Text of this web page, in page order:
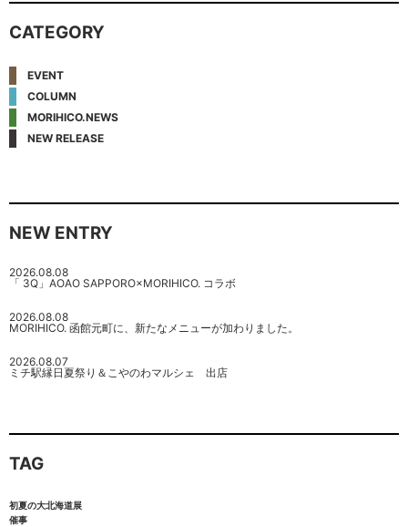
CATEGORY
EVENT
COLUMN
MORIHICO.NEWS
NEW RELEASE
NEW ENTRY
2026.08.08
「 3Q」AOAO SAPPORO×MORIHICO. コラボ
2026.08.08
MORIHICO. 函館元町に、新たなメニューが加わりました。
2026.08.07
ミチ駅縁日夏祭り＆こやのわマルシェ 出店
TAG
初夏の大北海道展
催事